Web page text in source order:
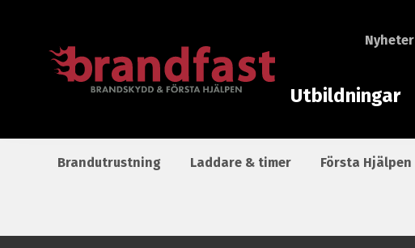
Nyheter
Utbildningar
Brandutrustning Laddare & timer Första Hjälpen